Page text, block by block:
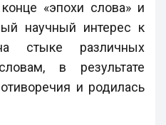
«эпохи слова» и
научный интерес к
стыке различных
в результате
и родилась